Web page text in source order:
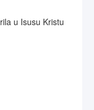
u Isusu Kristu